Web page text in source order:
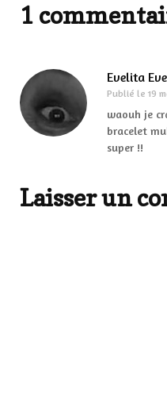
1
Evelita
Publié le 19
waouh je
bracelet
super !!
Laisser un